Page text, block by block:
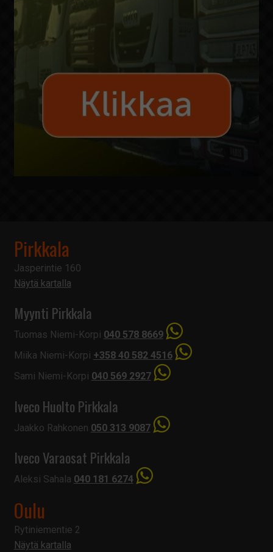
Pirkkala
Jasperintie 160
Näytä kartalla
Myynti Pirkkala
Tuomas Niemi-Korpi 040 578 8669
Miika Niemi-Korpi +358 40 582 4516
Sami Niemi-Korpi 040 569 2927
Iveco Huolto Pirkkala
Jaakko Rahkonen 050 313 9087
Iveco Varaosat Pirkkala
Aleksi Sahala 040 181 6274
Oulu
Rytiniementie 2
Näytä kartalla